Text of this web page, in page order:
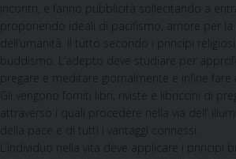
incontri, e fanno pubblicità sollecitando a
proponendo ideali di pacifismo, amore per la
dell’umanità. Il tutto secondo i principi
buddismo. L’adepto deve studiare per
pregare e meditare giornalmente e infine fare
Gli vengono forniti libri, riviste e libriccini di
attraverso i quali procedere nella via dell’
della pace e di tutti i vantaggi connessi.
L’individuo nella vita deve applicare i principi